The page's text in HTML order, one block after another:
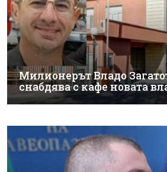
Милионерът Владо
снабдява с кафе новата